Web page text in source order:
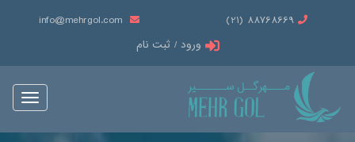
88768669 (21)
info@mehrgol.com
ورود / ثبت نام
Toggle